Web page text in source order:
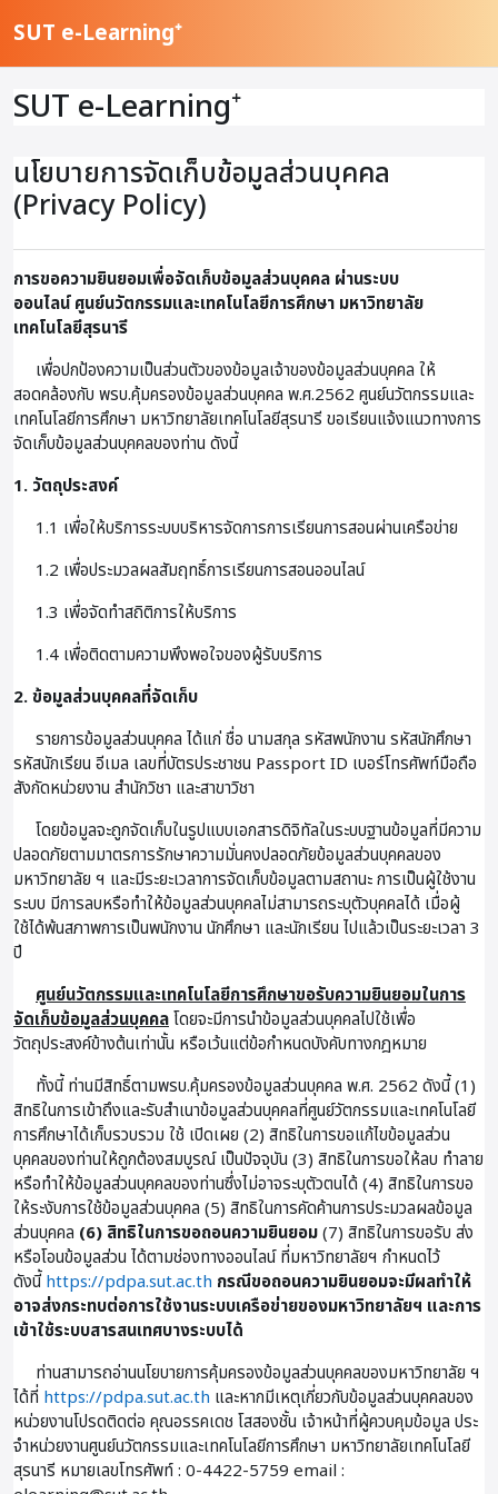
SUT e-Learning⁺
SUT e-Learning⁺
นโยบายการจัดเก็บข้อมูลส่วนบุคคล
(Privacy Policy)
การขอความยินยอมเพื่อจัดเก็บข้อมูลส่วนบุคคล ผ่านระบบ
ออนไลน์ศูนย์นวัตกรรมและเทคโนโลยีการศึกษา มหาวิทยาลัย
เทคโนโลยีสุรนารี
เพื่อปกป้องความเป็นส่วนตัวของข้อมูลเจ้าของข้อมูลส่วนบุคคล ให้
สอดคล้องกับ พรบ.คุ้มครองข้อมูลส่วนบุคคล พ.ศ.2562 ศูนย์นวัตกรรมและ
เทคโนโลยีการศึกษา มหาวิทยาลัยเทคโนโลยีสุรนารี ขอเรียนแจ้งแนวทางการ
จัดเก็บข้อมูลส่วนบุคคลของท่าน ดังนี้
1. วัตถุประสงค์
1.1 เพื่อให้บริการระบบบริหารจัดการการเรียนการสอนผ่านเครือข่าย
1.2 เพื่อประมวลผลสัมฤทธิ์การเรียนการสอนออนไลน์
1.3 เพื่อจัดทำสถิติการให้บริการ
1.4 เพื่อติดตามความพึงพอใจของผู้รับบริการ
2. ข้อมูลส่วนบุคคลที่จัดเก็บ
รายการข้อมูลส่วนบุคคล ได้แก่ ชื่อ นามสกุล รหัสพนักงาน รหัสนักศึกษา
รหัสนักเรียน อีเมล เลขที่บัตรประชาชน Passport ID เบอร์โทรศัพท์มือถือ
สังกัดหน่วยงาน สำนักวิชา และสาขาวิชา
โดยข้อมูลจะถูกจัดเก็บในรูปแบบเอกสารดิจิทัลในระบบฐานข้อมูลที่มีความ
ปลอดภัยตามมาตรการรักษาความมั่นคงปลอดภัยข้อมูลส่วนบุคคลของ
มหาวิทยาลัย ฯ และมีระยะเวลาการจัดเก็บข้อมูลตามสถานะ การเป็นผู้ใช้งาน
ระบบ มีการลบหรือทำให้ข้อมูลส่วนบุคคลไม่สามารถระบุตัวบุคคลได้ เมื่อผู้
ใช้ได้พ้นสภาพการเป็นพนักงาน นักศึกษา และนักเรียน ไปแล้วเป็นระยะเวลา 3
ปี
ศูนย์นวัตกรรมและเทคโนโลยีการศึกษาขอรับความยินยอมในการ
จัดเก็บข้อมูลส่วนบุคคลโดยจะมีการนำข้อมูลส่วนบุคคลไปใช้เพื่อ
วัตถุประสงค์ข้างต้นเท่านั้น หรือเว้นแต่ข้อกำหนดบังคับทางกฎหมาย
ทั้งนี้ ท่านมีสิทธิ์ตามพรบ.คุ้มครองข้อมูลส่วนบุคคล พ.ศ. 2562 ดังนี้ (1)
สิทธิในการเข้าถึงและรับสำเนาข้อมูลส่วนบุคคลที่ศูนย์วัตกรรมและเทคโนโลยี
การศึกษาได้เก็บรวบรวม ใช้ เปิดเผย (2) สิทธิในการขอแก้ไขข้อมูลส่วน
บุคคลของท่านให้ถูกต้องสมบูรณ์ เป็นปัจจุบัน (3) สิทธิในการขอให้ลบ ทำลาย
หรือทำให้ข้อมูลส่วนบุคคลของท่านซึ่งไม่อาจระบุตัวตนได้ (4) สิทธิในการขอ
ให้ระงับการใช้ข้อมูลส่วนบุคคล (5) สิทธิในการคัดค้านการประมวลผลข้อมูล
ส่วนบุคคล (6) สิทธิในการขอถอนความยินยอม(7) สิทธิในการขอรับ ส่ง
หรือโอนข้อมูลส่วน ได้ตามช่องทางออนไลน์ ที่มหาวิทยาลัยฯ กำหนดไว้
ดังนี้ https://pdpa.sut.ac.th กรณีขอถอนความยินยอมจะมีผลทำให้
อาจส่งกระทบต่อการใช้งานระบบเครือข่ายของมหาวิทยาลัยฯ และการ
เข้าใช้ระบบสารสนเทศบางระบบได้
ท่านสามารถอ่านนโยบายการคุ้มครองข้อมูลส่วนบุคคลของมหาวิทยาลัย ฯ
ได้ที่ https://pdpa.sut.ac.th และหากมีเหตุเกี่ยวกับข้อมูลส่วนบุคคลของ
หน่วยงานโปรดติดต่อ คุณอรรคเดช โสสองชั้น เจ้าหน้าที่ผู้ควบคุมข้อมูล ประ
จําหน่วยงานศูนย์นวัตกรรมและเทคโนโลยีการศึกษา มหาวิทยาลัยเทคโนโลยี
สุรนารี หมายเลขโทรศัพท์ : 0-4422-5759 email :